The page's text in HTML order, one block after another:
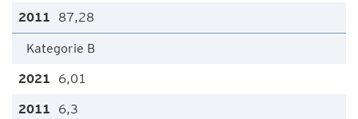
87,28
Kategorie B
6,01
6,3